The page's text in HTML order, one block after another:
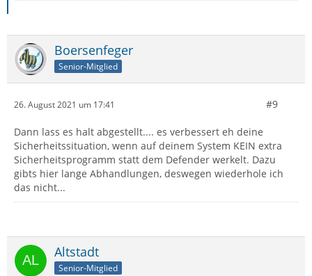
Boersenfeger
Senior-Mitglied
26. August 2021 um 17:41 #9
Dann lass es halt abgestellt.... es verbessert eh deine
Sicherheitssituation, wenn auf deinem System KEIN extra
Sicherheitsprogramm statt dem Defender werkelt. Dazu
gibts hier lange Abhandlungen, deswegen wiederhole ich
das nicht...
Altstadt
Senior-Mitglied